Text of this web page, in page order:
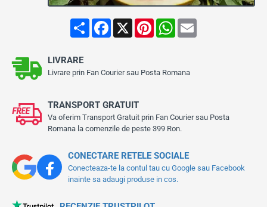
S
h
F
o
X
P
r
W
A
E
LIVRARE
Livrare prin Fan Courier sau Posta Romana
CONECTARE RETELE SOCIALE
Conecteaza-te la contul tau cu Google sau Facebook
inainte sa adaugi produse in cos.
TRANSPORT GRATUIT
Va oferim Transport Gratuit prin Fan Courier sau Posta
Romana la comenzile de peste 399 Ron.